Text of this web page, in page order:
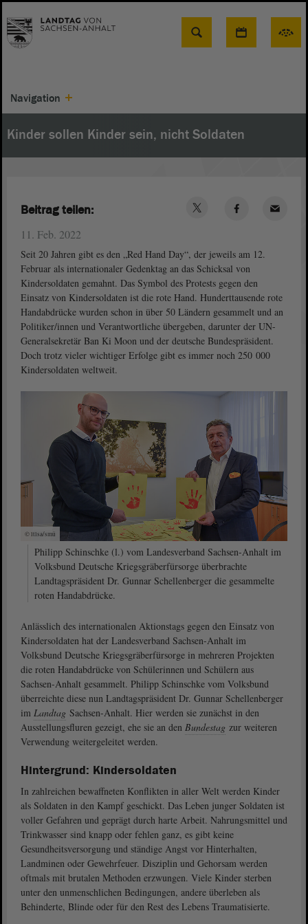
Suche
Navigation
Kinder sollen Kinder sein, nicht Soldaten
11. Feb. 2022
Seit 20 Jahren gibt es den „Red Hand Day“, der jeweils am 12.
Februar als internationaler Gedenktag an das Schicksal von
Kindersoldaten gemahnt. Das Symbol des Protests gegen den
Einsatz von Kindersoldaten ist die rote Hand. Hunderttausende rote
Handabdrücke wurden schon in über 50 Ländern gesammelt und an
Politiker/innen und Verantwortliche übergeben, darunter der UN-
Generalsekretär Ban Ki Moon und der deutsche Bundespräsident.
Doch trotz vieler wichtiger Erfolge gibt es immer noch 250 000
Kindersoldaten weltweit.
© ltlsa/smü
Philipp Schinschke (l.) vom Landesverband Sachsen-Anhalt im
Volksbund Deutsche Kriegsgräberfürsorge überbrachte
Landtagspräsident Dr. Gunnar Schellenberger die gesammelte
roten Handabdrücke.
Anlässlich des internationalen Aktionstags gegen den Einsatz von
Kindersoldaten hat der Landesverband Sachsen-Anhalt im
Volksbund Deutsche Kriegsgräberfürsorge in mehreren Projekten
die roten Handabdrücke von Schülerinnen und Schülern aus
Sachsen-Anhalt gesammelt. Philipp Schinschke vom Volksbund
überreichte diese nun Landtagspräsident Dr. Gunnar Schellenberger
im Landtag Sachsen-Anhalt. Hier werden sie zunächst in den
Ausstellungsfluren gezeigt, ehe sie an den Bundestag zur weiteren
Verwendung weitergeleitet werden.
Hintergrund: Kindersoldaten
In zahlreichen bewaffneten Konflikten in aller Welt werden Kinder
als Soldaten in den Kampf geschickt. Das Leben junger Soldaten ist
voller Gefahren und geprägt durch harte Arbeit. Nahrungsmittel und
Trinkwasser sind knapp oder fehlen ganz, es gibt keine
Gesundheitsversorgung und ständige Angst vor Hinterhalten,
Landminen oder Gewehrfeuer. Disziplin und Gehorsam werden
oftmals mit brutalen Methoden erzwungen. Viele Kinder sterben
unter den unmenschlichen Bedingungen, andere überleben als
Behinderte, Blinde oder für den Rest des Lebens Traumatisierte.
Beitrag teilen: